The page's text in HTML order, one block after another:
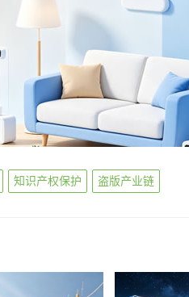
知识产权保护 盗版产业链